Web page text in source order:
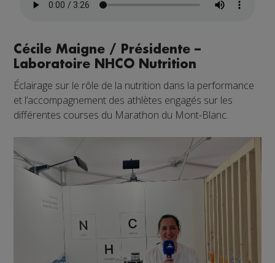
Cécile Maigne / Présidente –
Laboratoire NHCO Nutrition
Éclairage sur le rôle de la nutrition dans la performance
et l’accompagnement des athlètes engagés sur les
différentes courses du Marathon du Mont-Blanc.